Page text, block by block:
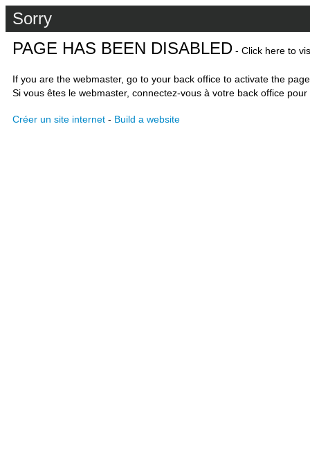
Sorry
PAGE HAS BEEN DISABLED - Click here to
If you are the webmaster, go to your back office to activate the
Si vous êtes le webmaster, connectez-vous à votre back office
Créer un site internet - Build a website